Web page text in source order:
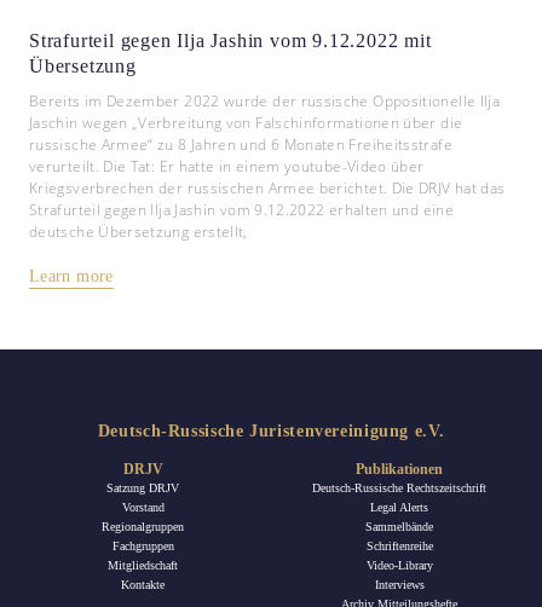
Strafurteil gegen Ilja Jashin vom 9.12.2022 mit
Übersetzung
Bereits im Dezember 2022 wurde der russische Oppositionelle Ilja
Jaschin wegen „Verbreitung von Falschinformationen über die
russische Armee“ zu 8 Jahren und 6 Monaten Freiheitsstrafe
verurteilt. Die Tat: Er hatte in einem youtube-Video über
Kriegsverbrechen der russischen Armee berichtet. Die DRJV hat das
Strafurteil gegen Ilja Jashin vom 9.12.2022 erhalten und eine
deutsche Übersetzung erstellt,
Learn more
Deutsch-Russische Juristenvereinigung e.V.
DRJV
Satzung DRJV
Vorstand
Regionalgruppen
Fachgruppen
Mitgliedschaft
Kontakte
Publikationen
Deutsch-Russische Rechtszeitschrift
Legal Alerts
Sammelbände
Schriftenreihe
Video-Library
Interviews
Archiv Mitteilungshefte